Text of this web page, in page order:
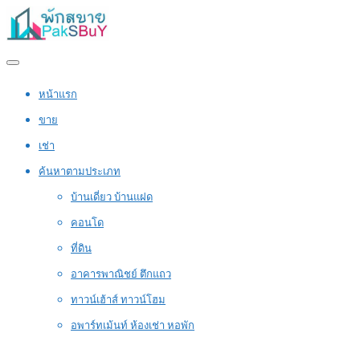
หน้าแรก
ขาย
เช่า
ค้นหาตามประเภท
บ้านเดี่ยว บ้านแฝด
คอนโด
ที่ดิน
อาคารพาณิชย์ ตึกแถว
ทาวน์เฮ้าส์ ทาวน์โฮม
อพาร์ทเม้นท์ ห้องเช่า หอพัก